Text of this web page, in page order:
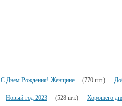
С Днем Рождения! Женщине (770 шт.)
Новый год 2023 (528 шт.) Хорошего